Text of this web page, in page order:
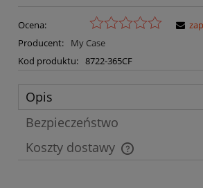
Ocena:
Producent:
My Case
Kod produktu: 8722-365CF
Opis
Bezpieczeństwo
Koszty dostawy
Cena nie zawiera ewentualnych kosztów